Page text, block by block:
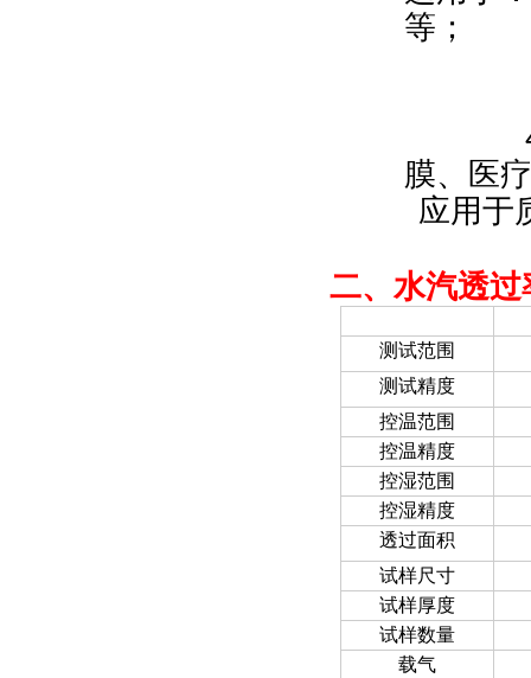
等；
4）扩
膜、医
应用于
二、水汽透
测试范围
测试精度
控温范围
控温精度
控湿范围
控湿精度
透过面积
试样尺寸
试样厚度
试样数量
载气